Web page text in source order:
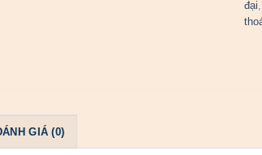
đại
GIÁ (0)